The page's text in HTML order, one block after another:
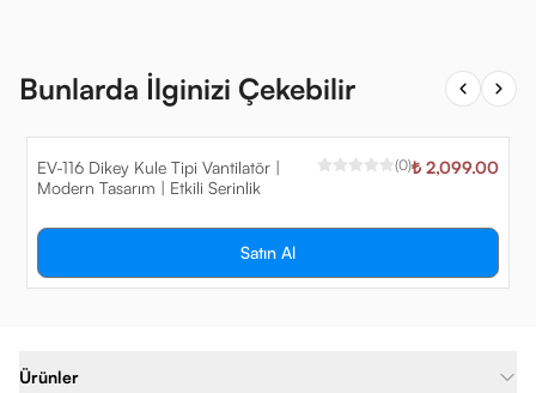
Bunlarda İlginizi Çekebilir
EV-116 Dikey Kule Tipi Vantilatör |
Modern Tasarım | Etkili Serinlik
(0)₺ 2,099.00
Satın Al
Ürünler